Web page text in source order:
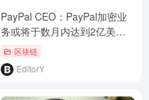
PayPal CEO：PayPal加密业
务或将于数月内达到2亿美元
规模区块链
EditorY